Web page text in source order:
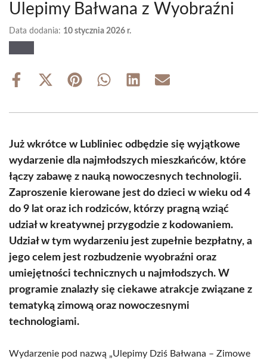
Ulepimy Bałwana z Wyobraźni
Data dodania: 10 stycznia 2026 r.
Share
Share
(Twitter)
Share Share Share Share
Już wkrótce w Lubliniec odbędzie się wyjątkowe
wydarzenie dla najmłodszych mieszkańców, które
łączy zabawę z nauką nowoczesnych technologii.
Zaproszenie kierowane jest do dzieci w wieku od 4
do 9 lat oraz ich rodziców, którzy pragną wziąć
udział w kreatywnej przygodzie z kodowaniem.
Udział w tym wydarzeniu jest zupełnie bezpłatny, a
jego celem jest rozbudzenie wyobraźni oraz
umiejętności technicznych u najmłodszych. W
programie znalazły się ciekawe atrakcje związane z
tematyką zimową oraz nowoczesnymi
technologiami.
Wydarzenie pod nazwą „Ulepimy Dziś Bałwana – Zimowe